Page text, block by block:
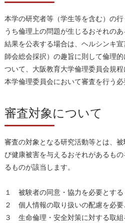
本学の研究者等（学生等を含む）の
うち倫理上の問題が生じるおそれの
結果を公表する場合は、ヘルシンキ
師会総会採択）の趣旨に則して倫理
ついて、大阪教育大学倫理委員会規
本学倫理委員会において審査を行う必
審査対象について
審査の対象となる研究活動等とは、
び健康被害を与えるおそれがあるも
るものが該当します。
１ 被験者の同意・協力を必要とする
２ 個人情報の取り扱いの配慮を必要
３ 生命倫理・安全対策に対する取組